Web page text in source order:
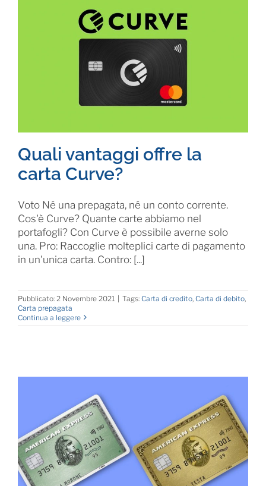
Quali vantaggi offre la
carta Curve?
Voto Né una prepagata, né un conto corrente.
Cos'è Curve? Quante carte abbiamo nel
portafogli? Con Curve è possibile averne solo
una. Pro: Raccoglie molteplici carte di pagamento
in un'unica carta. Contro: [...]
Pubblicato: 2 Novembre 2021 | Tags: Carta di credito, Carta di debito,
Carta prepagata
Continua a leggere